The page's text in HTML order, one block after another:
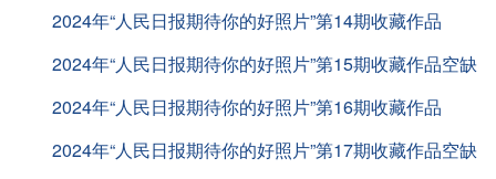
2024年“人民日报期待你的好照片”第14期收藏作品
2024年“人民日报期待你的好照片”第15期收藏作品空缺
2024年“人民日报期待你的好照片”第16期收藏作品
2024年“人民日报期待你的好照片”第17期收藏作品空缺